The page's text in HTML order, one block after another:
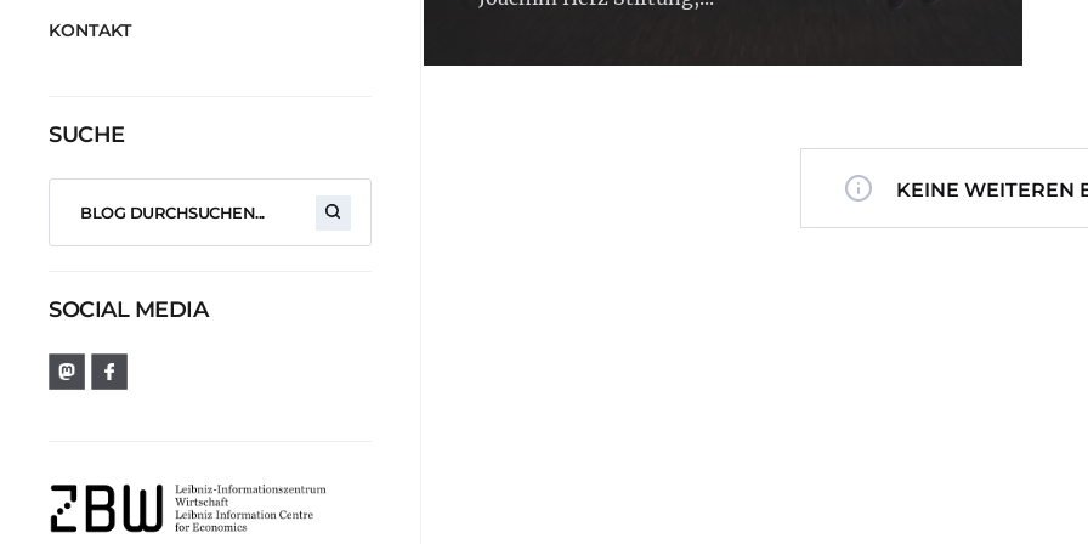
KEINE WEITEREN
KONTAKT
SUCHE
SOCIAL MEDIA